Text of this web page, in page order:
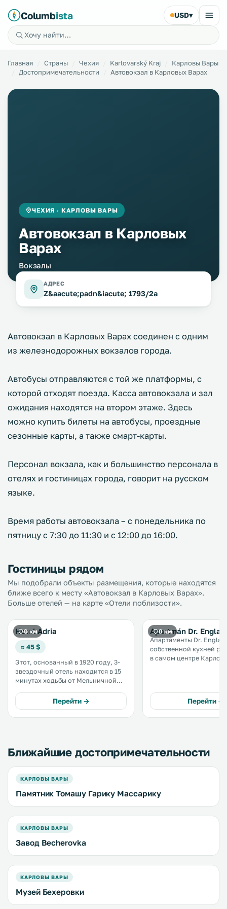
Columbista USD▾
Главная Страны Чехия Karlovarský Kraj
Карловы Вары
Достопримечательности
Автовокзал в Карловых Варах
ЧЕХИЯ · КАРЛОВЫ ВАРЫ
Автовокзал в Карловых
Варах
Вокзалы
АДРЕС
Z&aacute;padn&iacute; 1793/2a
Автовокзал в Карловых Варах соединен с одним
из железнодорожных вокзалов города.
Автобусы отправляются с той же платформы, с
которой отходят поезда. Касса автовокзала и зал
ожидания находятся на втором этаже. Здесь
можно купить билеты на автобусы, проездные
сезонные карты, а также смарт-карты.
Персонал вокзала, как и большинство персонала в
отелях и гостиницах города, говорит на русском
языке.
Время работы автовокзала – с понедельника по
пятницу с 7:30 до 11:30 и с 12:00 до 16:00.
Гостиницы рядом
Мы подобрали объекты размещения, которые находятся
ближе всего к месту «Автовокзал в Карловых Варах».
Больше отелей — на карте «Отели поблизости».
0 км
Hotel Adria
≈ 45 $
Этот, основанный в 1920 году, 3-
звездочный отель находится в 15
минутах ходьбы от Мельничной
100 метрах от железнодорожного
и автобусного вокзала. К услугам
гостей ресторан и бесплатный
Перейти →
0 км
Apartmán Dr. Engla
Апартаменты Dr. Engla с
собственной кухней
в самом центре
Перейти →
Ближайшие достопримечательности
КАРЛОВЫ ВАРЫ
Памятник Томашу Гарику Массарику
КАРЛОВЫ ВАРЫ
Завод Becherovka
КАРЛОВЫ ВАРЫ
Музей Бехеровки